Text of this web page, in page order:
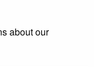
about our